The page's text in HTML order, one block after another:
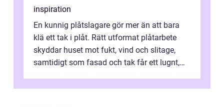
inspiration
En kunnig plåtslagare gör mer än att bara
klä ett tak i plåt. Rätt utformat plåtarbete
skyddar huset mot fukt, vind och slitage,
samtidigt som fasad och tak får ett lugnt,